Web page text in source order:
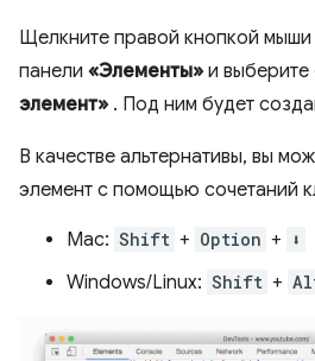
Щелкните правой кнопкой мыши
панели «Элементы» и выберите
элемент» . Под ним будет
В качестве альтернативы, вы
элемент с помощью сочетаний
Mac: Shift + Option + ⬇️
Windows/Linux: Shift +